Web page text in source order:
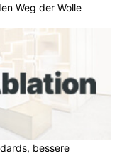
Weg der Wolle
bessere